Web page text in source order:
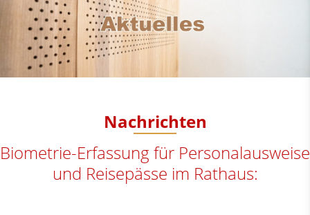
Nachrichten
Biometrie-Erfassung für Personalausweise
und Reisepässe im Rathaus: